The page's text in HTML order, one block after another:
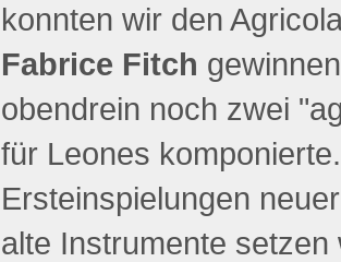
konnten wir den
Fabrice Fitch
obendrein noch zwei
für Leones
Ersteinspielungen
alte Instrumente setzen